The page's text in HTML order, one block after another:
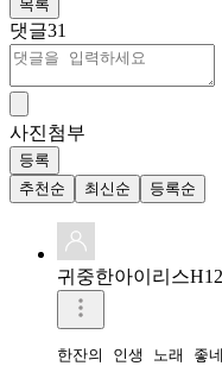
목록
댓글31
사진첨부
등록
추천순
최신순 등록순
귀중한아이리스
한잔의 인생 노래 좋